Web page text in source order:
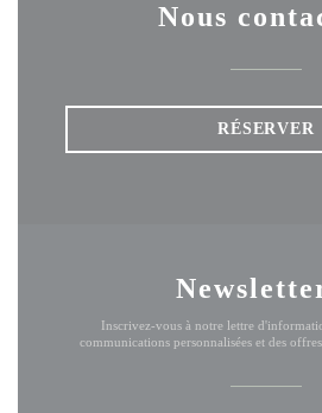
Nous
RÉSERVER
Inscrivez-vous à notre lettre
communications personnalisées et des